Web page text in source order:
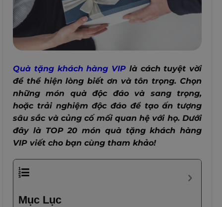
Quà tặng khách hàng VIP là cách tuyệt vời
để thể hiện lòng biết ơn và tôn trọng. Chọn
những món quà độc đáo và sang trọng,
hoặc trải nghiệm độc đáo để tạo ấn tượng
sâu sắc và củng cố mối quan hệ với họ. Dưới
đây là TOP 20 món quà tặng khách hàng
VIP viết cho bạn cùng tham khảo!
Mục Lục